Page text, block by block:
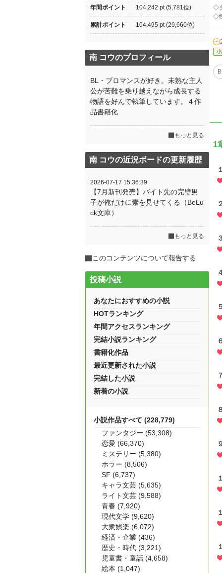
◇
◇
1
年間ポイント 104,242 pt (5,781位)
累計ポイント 104,495 pt (29,660位)
南 コウのプロフィール
BL・ブロマンスが好き。未熟な主人
公が苦難を乗り越えながら成長する
物語を好んで執筆しています。４作
品書籍化
もっと見る
南 コウの近況ボードの更新履歴
2026-07-17 15:36:39
【7月新刊発売】バイト先の完璧男
子が俺だけに素を見せてくる（BeLu
ck文庫）
もっと見る
このコンテンツについて報告する
投稿小説
あなたにおすすめの小説
HOTランキング
年間アクセスランキング
完結小説ランキング
書籍化作品
最近更新された小説
完結した小説
新着の小説
小説作品すべて (228,779)
ファンタジー (53,308)
恋愛 (66,370)
ミステリー (5,380)
ホラー (8,506)
SF (6,737)
キャラ文芸 (5,635)
ライト文芸 (9,588)
青春 (7,920)
現代文学 (9,620)
大衆娯楽 (6,072)
経済・企業 (436)
歴史・時代 (3,221)
児童書・童話 (4,658)
絵本 (1,047)